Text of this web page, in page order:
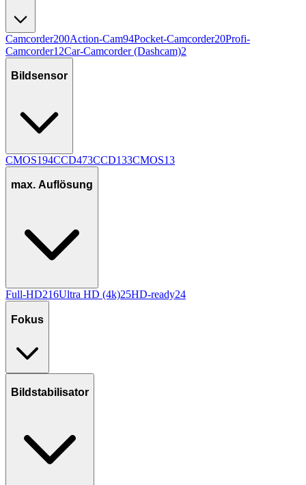
Camcorder200Action-Cam94Pocket-Camcorder20Profi-
Camcorder12Car-Camcorder (Dashcam)2
Bildsensor
CMOS194CCD473CCD133CMOS13
max. Auflösung
Full-HD216Ultra HD (4k)25HD-ready24
Fokus
Bildstabilisator